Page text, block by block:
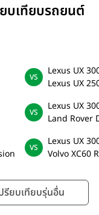
บเทียบรถยนต์
Lexus UX
Lexus UX
Lexus UX
Land Rover
Lexus UX
Volvo XC60
รียบเทียบรุ่นอื่น